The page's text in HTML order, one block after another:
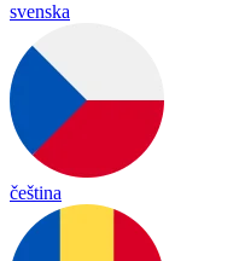
svenska
čeština